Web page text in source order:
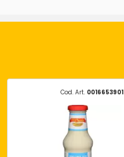
Cod. Art. 0016653901